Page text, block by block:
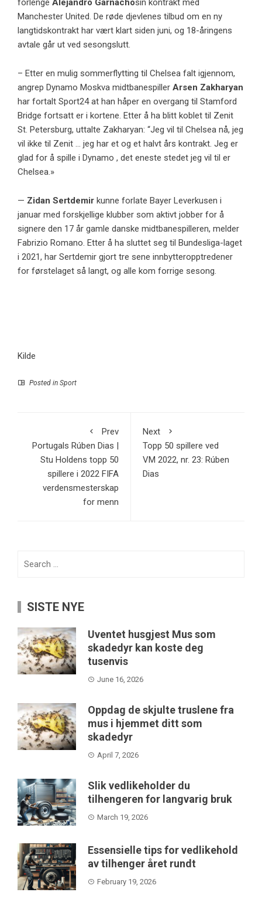
forlenge Alejandro Garnachosin kontrakt med
Manchester United. De røde djevlenes tilbud om en ny
langtidskontrakt har vært klart siden juni, og 18-åringens
avtale går ut ved sesongslutt.
– Etter en mulig sommerflytting til Chelsea falt igjennom,
angrep Dynamo Moskva midtbanespiller Arsen Zakharyan
har fortalt Sport24 at han håper en overgang til Stamford
Bridge fortsatt er i kortene. Etter å ha blitt koblet til Zenit
St. Petersburg, uttalte Zakharyan: “Jeg vil til Chelsea nå, jeg
vil ikke til Zenit … jeg har et og et halvt års kontrakt. Jeg er
glad for å spille i Dynamo , det eneste stedet jeg vil til er
Chelsea.»
— Zidan Sertdemir kunne forlate Bayer Leverkusen i
januar med forskjellige klubber som aktivt jobber for å
signere den 17 år gamle danske midtbanespilleren, melder
Fabrizio Romano. Etter å ha sluttet seg til Bundesliga-laget
i 2021, har Sertdemir gjort tre sene innbytteropptredener
for førstelaget så langt, og alle kom forrige sesong.
Kilde
Posted in Sport
Prev
Portugals Rúben Dias |
Stu Holdens topp 50
spillere i 2022 FIFA
verdensmesterskap
for menn
Next
Topp 50 spillere ved
VM 2022, nr. 23: Rúben
Dias
SISTE NYE
Uventet husgjest Mus som
skadedyr kan koste deg
tusenvis
June 16, 2026
Oppdag de skjulte truslene fra
mus i hjemmet ditt som
skadedyr
April 7, 2026
Slik vedlikeholder du
tilhengeren for langvarig bruk
March 19, 2026
Essensielle tips for vedlikehold
av tilhenger året rundt
February 19, 2026